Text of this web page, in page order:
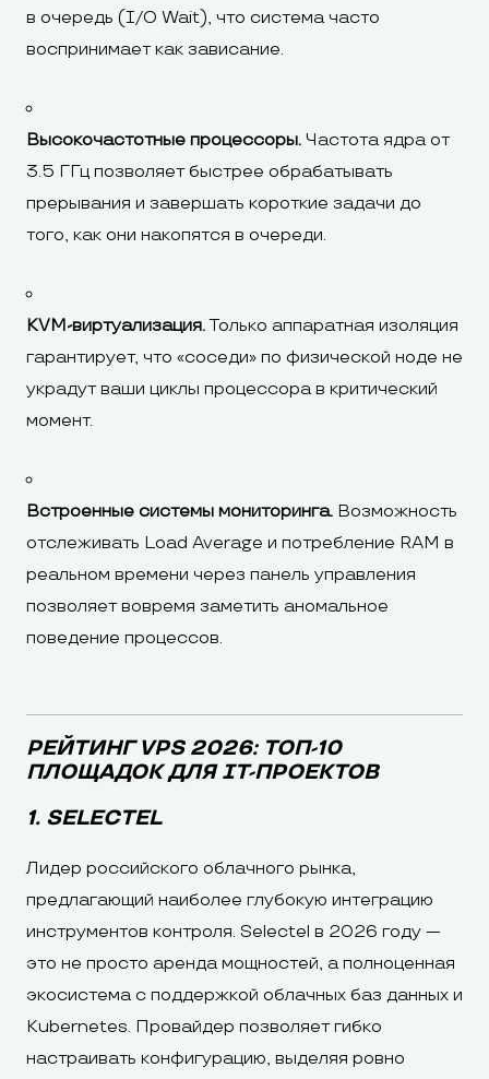
в очередь (I/O Wait), что система часто
воспринимает как зависание.
Высокочастотные процессоры. Частота ядра от
3.5 ГГц позволяет быстрее обрабатывать
прерывания и завершать короткие задачи до
того, как они накопятся в очереди.
KVM-виртуализация.Только аппаратная изоляция
гарантирует, что «соседи» по физической ноде не
украдут ваши циклы процессора в критический
момент.
Встроенные системы мониторинга. Возможность
отслеживать Load Average и потребление RAM в
реальном времени через панель управления
позволяет вовремя заметить аномальное
поведение процессов.
РЕЙТИНГ VPS 2026: ТОП-10
ПЛОЩАДОК ДЛЯ IT-ПРОЕКТОВ
1. SELECTEL
Лидер российского облачного рынка,
предлагающий наиболее глубокую интеграцию
инструментов контроля. Selectel в 2026 году —
это не просто аренда мощностей, а полноценная
экосистема с поддержкой облачных баз данных и
Kubernetes. Провайдер позволяет гибко
настраивать конфигурацию, выделяя ровно